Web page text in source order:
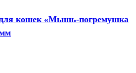
кошек «Мышь-погремушка